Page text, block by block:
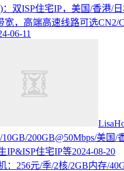
：双ISP住宅IP，美国/香港/日
宽，高端高速线路可选CN2/
06-11
200GB@50Mbps/美国/
IP&ISP住宅IP等2024-08-20
：256元/季/2核/2GB内存/